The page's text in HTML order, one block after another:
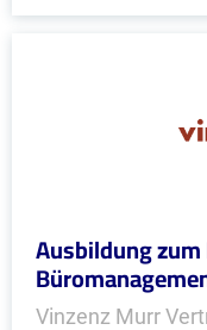
Ausbildung
Vinzenz Murr